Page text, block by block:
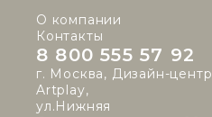
О компании
Контакты
8 800 555 57 92
г. Москва, Дизайн-центр
Artplay,
ул.Нижняя